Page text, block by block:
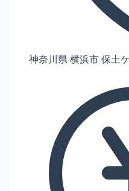
神奈川県 横浜市 保土